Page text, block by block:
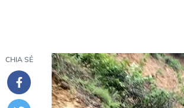
CHIA SẺ